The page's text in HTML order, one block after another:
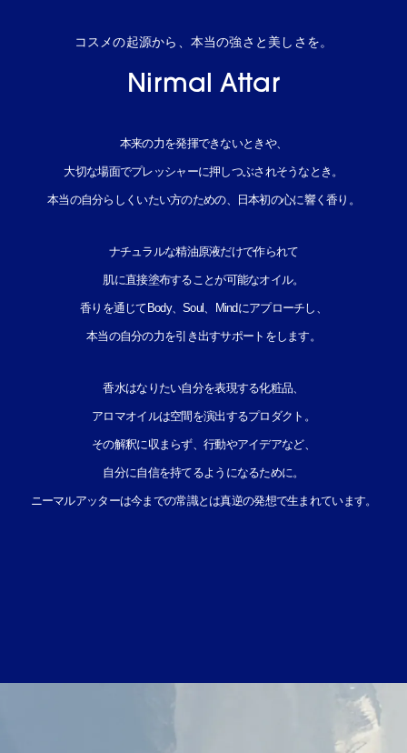
コスメの起源から、本当の強さと美しさを。
Nirmal Attar
本来の力を発揮できないときや、
大切な場面でプレッシャーに押しつぶされそうなとき。
本当の自分らしくいたい方のための、日本初の心に響く香り。
ナチュラルな精油原液だけで作られて
肌に直接塗布することが可能なオイル。
香りを通じてBody、Soul、Mindにアプローチし、
本当の自分の力を引き出すサポートをします。
香水はなりたい自分を表現する化粧品、
アロマオイルは空間を演出するプロダクト。
その解釈に収まらず、行動やアイデアなど、
自分に自信を持てるようになるために。
ニーマルアッターは今までの常識とは真逆の発想で生まれています。